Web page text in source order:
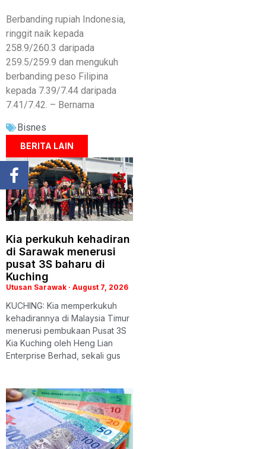
Berbanding rupiah Indonesia,
ringgit naik kepada
258.9/260.3 daripada
259.5/259.9 dan mengukuh
berbanding peso Filipina
kepada 7.39/7.44 daripada
7.41/7.42. – Bernama
Bisnes
BERITA LAIN
Kia perkukuh kehadiran
di Sarawak menerusi
pusat 3S baharu di
Kuching
Utusan Sarawak August 7, 2026
KUCHING: Kia memperkukuh
kehadirannya di Malaysia Timur
menerusi pembukaan Pusat 3S
Kia Kuching oleh Heng Lian
Enterprise Berhad, sekali gus